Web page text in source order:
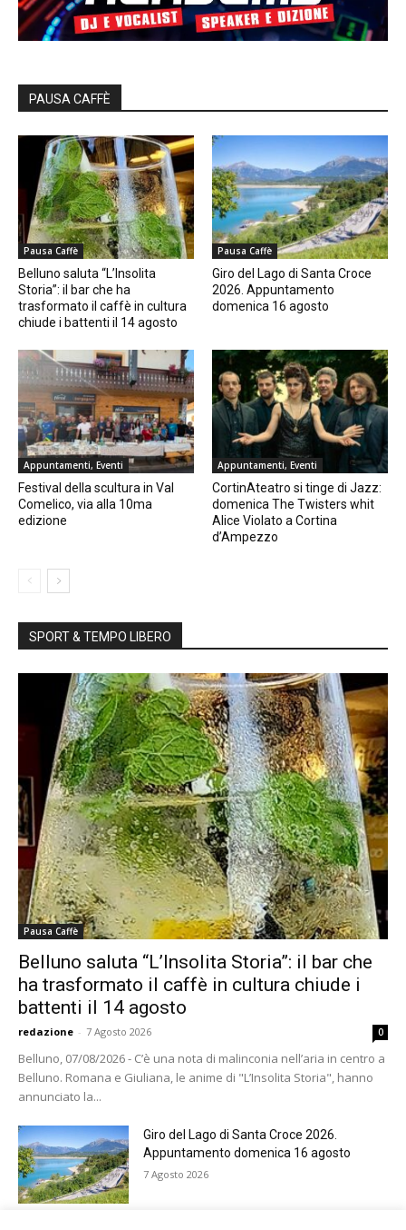
PAUSA CAFFÈ
Pausa Caffè
Belluno saluta “L’Insolita
Storia”: il bar che ha
trasformato il caffè in cultura
chiude i battenti il 14 agosto
Pausa Caffè
Giro del Lago di Santa Croce
2026. Appuntamento
domenica 16 agosto
Appuntamenti, Eventi
Festival della scultura in Val
Comelico, via alla 10ma
edizione
Appuntamenti, Eventi
CortinAteatro si tinge di Jazz:
domenica The Twisters whit
Alice Violato a Cortina
d’Ampezzo
SPORT & TEMPO LIBERO
Pausa Caffè
Belluno saluta “L’Insolita Storia”: il bar che
ha trasformato il caffè in cultura chiude i
battenti il 14 agosto
redazione - 7 Agosto 2026 0
Belluno, 07/08/2026 - C’è una nota di malinconia nell’aria in centro a
Belluno. Romana e Giuliana, le anime di "L’Insolita Storia", hanno
annunciato la...
Giro del Lago di Santa Croce 2026.
Appuntamento domenica 16 agosto
7 Agosto 2026